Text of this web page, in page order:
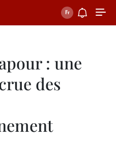
: une
des